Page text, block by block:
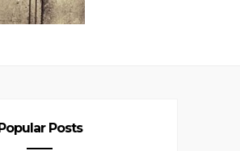
Posts